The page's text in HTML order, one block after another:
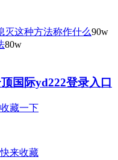
灭这种方法称作什么90w
80w
国际yd222登录入口
藏一下
来收藏